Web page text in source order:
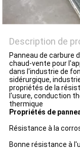
Description de
Panneau de carbure
chaud-vente pour
dans l'industrie de
sidérurgique,
propriétés de la
l'usure, conduction
thermique
Propriétés de
Résistance à la
Bonne résistance à